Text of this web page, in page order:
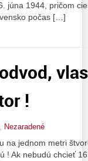
júna 1944, pričom
počas […]
!
, Nezaradené
na jednom metri
! Ak nebudú chcieť